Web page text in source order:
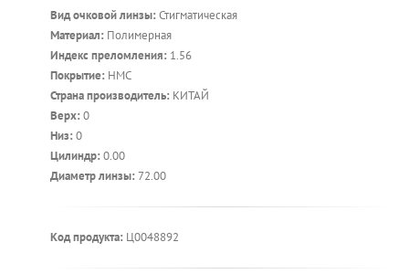
Вид очковой линзы: Стигматическая
Материал: Полимерная
Индекс преломления: 1.56
Покрытие: HMC
Страна производитель: КИТАЙ
Верх: 0
Низ: 0
Цилиндр: 0.00
Диаметр линзы: 72.00
Код продукта: Ц0048892